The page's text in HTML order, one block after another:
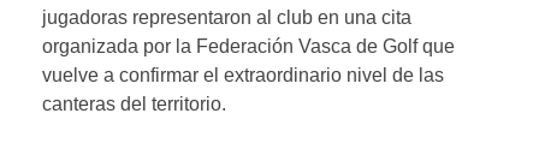
jugadoras representaron al club en una cita
organizada por la Federación Vasca de Golf que
vuelve a confirmar el extraordinario nivel de las
canteras del territorio.